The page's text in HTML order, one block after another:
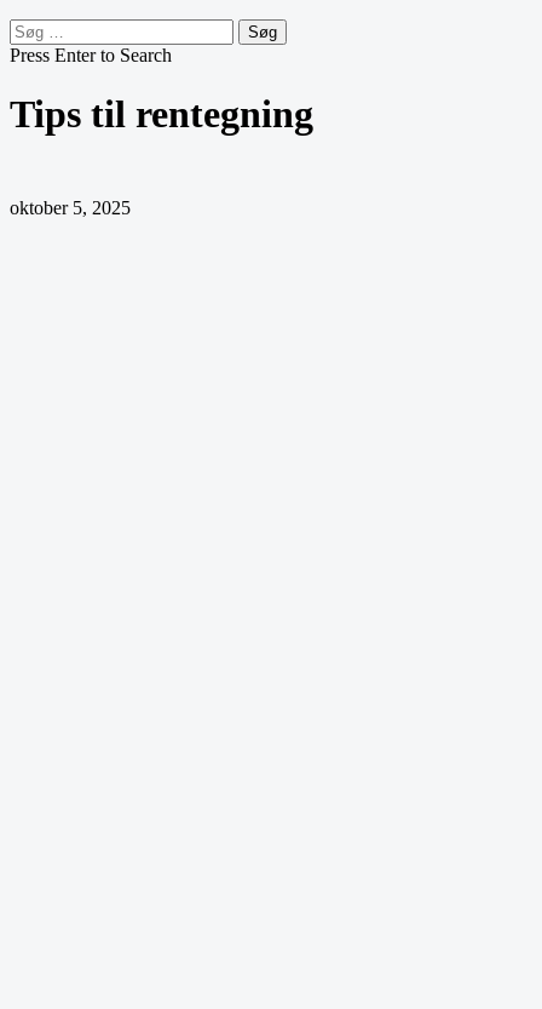
Søg
efter:
Press Enter to Search
Tips til rentegning
oktober 5, 2025